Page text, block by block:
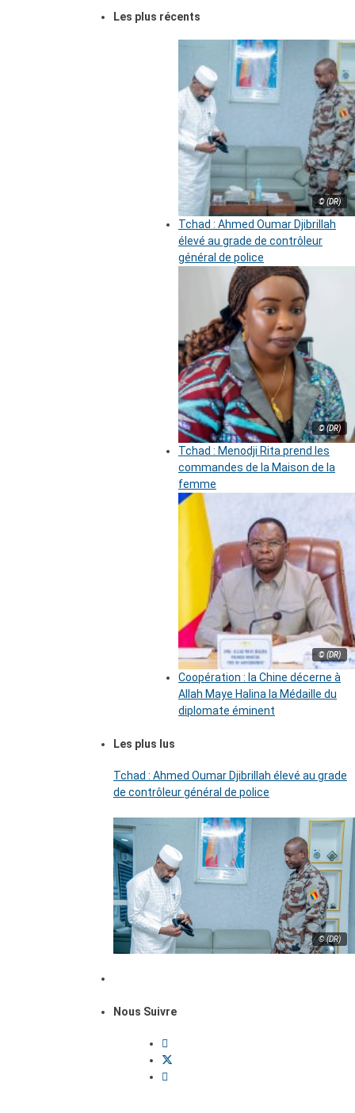
Les plus récents
© (DR)
Tchad : Ahmed Oumar Djibrillah
élevé au grade de contrôleur
général de police
© (DR)
Tchad : Menodji Rita prend les
commandes de la Maison de la
femme
© (DR)
Coopération : la Chine décerne à
Allah Maye Halina la Médaille du
diplomate éminent
Les plus lus
Tchad : Ahmed Oumar Djibrillah élevé au grade
de contrôleur général de police
© (DR)
Nous Suivre